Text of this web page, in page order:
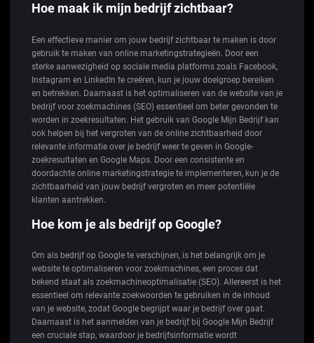
Hoe maak ik mijn bedrijf zichtbaar?
Een effectieve manier om jouw bedrijf zichtbaar te maken is door
gebruik te maken van online marketingstrategieën. Door een
sterke aanwezigheid op sociale media platforms zoals Facebook,
Instagram en LinkedIn te creëren, kun je jouw doelgroep bereiken
en betrekken. Daarnaast is het optimaliseren van de website van je
bedrijf voor zoekmachines (SEO) essentieel om beter gevonden te
worden in zoekresultaten. Het gebruik van Google Mijn Bedrijf kan
ook helpen bij het vergroten van de online zichtbaarheid door
relevante informatie over je bedrijf weer te geven in Google-
zoekresultaten en Google Maps. Door een consistente en
doordachte online marketingstrategie te implementeren, kun je de
zichtbaarheid van jouw bedrijf vergroten en meer potentiële
klanten aantrekken.
Hoe kom je als bedrijf op Google?
Om als bedrijf op Google te verschijnen, is het belangrijk om je
website te optimaliseren voor zoekmachines, een proces dat
bekend staat als zoekmachineoptimalisatie (SEO). Allereerst is het
essentieel om relevante zoekwoorden te gebruiken in de inhoud
van je website, zodat Google begrijpt waar je bedrijf over gaat.
Daarnaast is het aanmelden van je bedrijf bij Google Mijn Bedrijf
een cruciale stap, waardoor je bedrijfsinformatie wordt